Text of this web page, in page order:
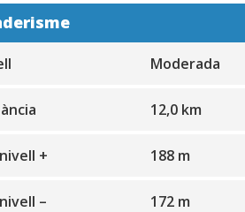
Moderada
12,0 km
+ 188 m
– 172 m